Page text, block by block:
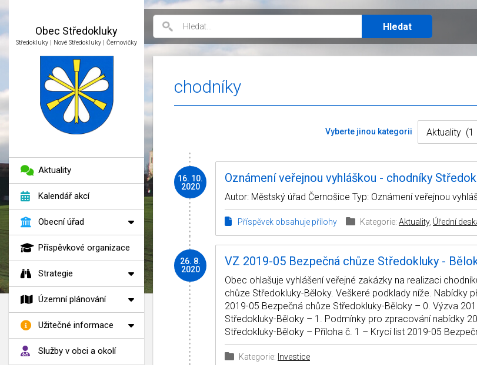
Obec Středokluky
Středokluky | Nové Středokluky | Černovičky
chodníky
Vyberte jinou kategorii
16. 10.
2020
Oznámení veřejnou vyhláškou - chodníky
Autor: Městský úřad Černošice Typ: Oznámení veřejnou
Příspěvek obsahuje přílohy Kategorie: Aktuality, Úřední
26. 8.
2020
VZ 2019-05 Bezpečná chůze Středokluky -
Obec ohlašuje vyhlášení veřejné zakázky na realizaci
chůze Středokluky-Běloky. Veškeré podklady níže. Nabídky
2019-05 Bezpečná chůze Středokluky-Běloky – 0. Výzva
Středokluky-Běloky – 1. Podmínky pro zpracování nabídky
Středokluky-Běloky – Příloha č. 1 – Krycí list 2019-05
Kategorie: Investice
Aktuality
Kalendář akcí
Obecní úřad
Příspěvkové organizace
Strategie
Územní plánování
Užitečné informace
Služby v obci a okolí